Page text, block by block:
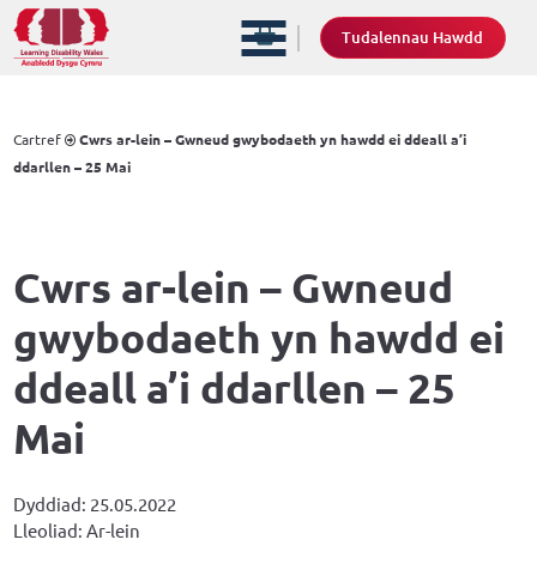
Tudalennau Hawdd
Cartref
Cwrs ar-lein – Gwneud gwybodaeth yn hawdd ei ddeall a’i
ddarllen – 25 Mai
Cwrs ar-lein – Gwneud
gwybodaeth yn hawdd ei
ddeall a’i ddarllen – 25
Mai
Dyddiad: 25.05.2022
Lleoliad: Ar-lein